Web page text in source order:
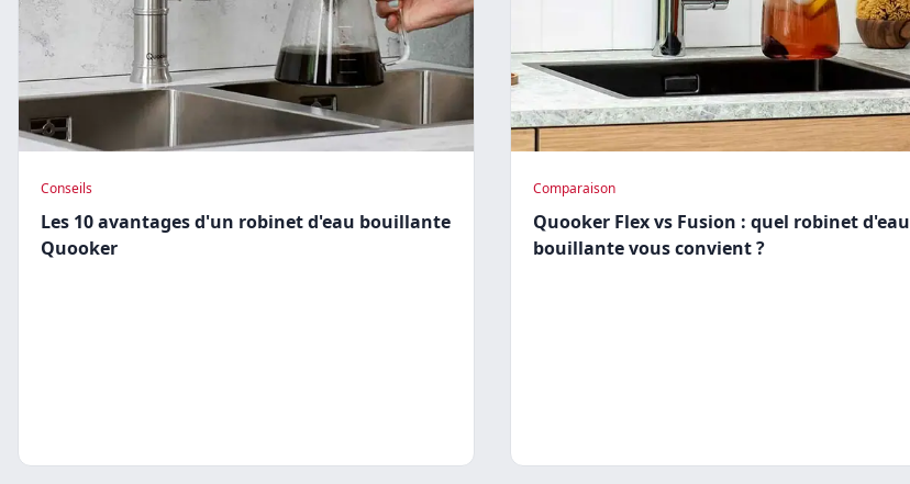
Conseils
Les 10 avantages d'un robinet d'eau bouillante
Quooker
Comparaison
Quooker Flex vs Fusion : quel robinet d'eau
bouillante vous convient ?